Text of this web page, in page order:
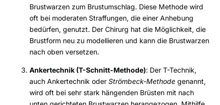
Brustwarzen zum Brustumschlag. Diese Methode wird
oft bei moderaten Straffungen, die einer Anhebung
bedürfen, genutzt. Der Chirurg hat die Möglichkeit, die
Brustform neu zu modellieren und kann die Brustwarzen
nach oben versetzen.
Ankertechnik (T-Schnitt-Methode): Der T-Technik,
auch Ankertechnik oder Strömbeck-Methode genannt,
wird oft bei sehr stark hängenden Brüsten mit nach